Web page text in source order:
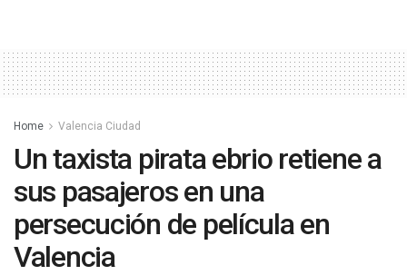
Home Valencia Ciudad
Un taxista pirata ebrio retiene a
sus pasajeros en una
persecución de película en
Valencia